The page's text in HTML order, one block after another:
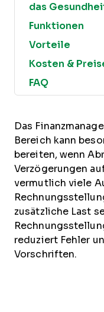
das
Funktionen
Vorteile
Kosten &
FAQ
Das
Bereich kann
bereiten, wenn
Verzögerungen
vermutlich viele
zusätzliche Last
reduziert Fehler
Vorschriften.